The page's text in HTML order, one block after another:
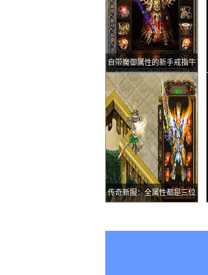
自带魔御属性的新手戒指牛
角戒指
传奇新服：全属性都是三位